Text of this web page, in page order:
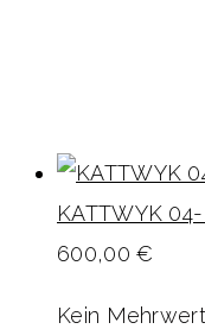
KATTWYK
600,00€
Kein